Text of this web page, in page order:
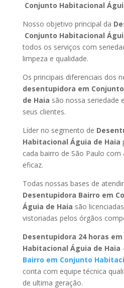
Conjunto Habitacional
Nosso objetivo principal da
Conjunto Habitacional
todos os serviços com
limpeza e qualidade.
Os principais diferenciais dos
desentupidora em
de Haia são nossa seriedade
seus clientes.
Líder no segmento de
Habitacional Águia de Haia
cada bairro de São Paulo
eficaz.
Todas nossas bases de
Desentupidora Bairro em
Águia de Haia são
vistoriadas pelos órgãos
Desentupidora 24 horas
Habitacional Águia de Haia
Bairro em Conjunto
conta com equipe técnica
de ultima geração.